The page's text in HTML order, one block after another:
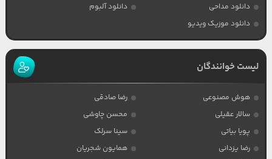
دانلود مداحی
دانلود آلبوم
دانلود موزیک ویدیو
لیست خوانندگان
هوش مصنوعی
رضا صادقی
سالار عقیلی
محسن چاوشی
پویا بیاتی
سینا سرلک
رضا یزدانی
همایون شجریان